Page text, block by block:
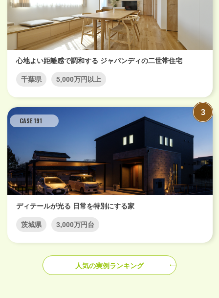
心地よい距離感で調和する ジャパンディの二世帯住宅
千葉県 5,000万円以上
CASE 191
ディテールが光る 日常を特別にする家
茨城県 3,000万円台
人気の実例ランキング